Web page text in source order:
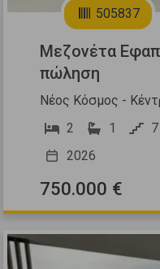
505837
Μεζονέτα
πώληση
Νέος Κόσμος -
2
1
2026
750.000 €